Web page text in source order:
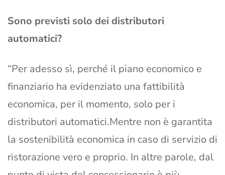
Sono previsti solo dei distributori
automatici?
“Per adesso sì, perché il piano economico e
finanziario ha evidenziato una fattibilità
economica, per il momento, solo per i
distributori automatici.Mentre non è garantita
la sostenibilità economica in caso di servizio di
ristorazione vero e proprio. In altre parole, dal